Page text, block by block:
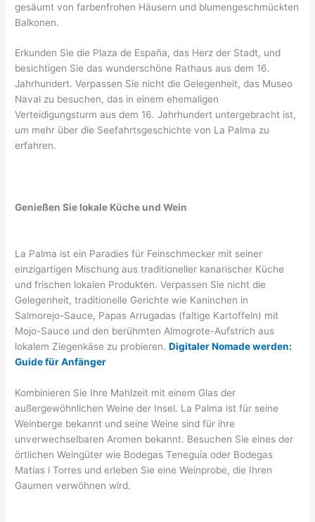
gesäumt von farbenfrohen Häusern und blumengeschmückten
Balkonen.
Erkunden Sie die Plaza de España, das Herz der Stadt, und
besichtigen Sie das wunderschöne Rathaus aus dem 16.
Jahrhundert. Verpassen Sie nicht die Gelegenheit, das Museo
Naval zu besuchen, das in einem ehemaligen
Verteidigungsturm aus dem 16. Jahrhundert untergebracht ist,
um mehr über die Seefahrtsgeschichte von La Palma zu
erfahren.
Genießen Sie lokale Küche und Wein
La Palma ist ein Paradies für Feinschmecker mit seiner
einzigartigen Mischung aus traditioneller kanarischer Küche
und frischen lokalen Produkten. Verpassen Sie nicht die
Gelegenheit, traditionelle Gerichte wie Kaninchen in
Salmorejo-Sauce, Papas Arrugadas (faltige Kartoffeln) mit
Mojo-Sauce und den berühmten Almogrote-Aufstrich aus
lokalem Ziegenkäse zu probieren.Digitaler Nomade werden:
Guide für Anfänger
Kombinieren Sie Ihre Mahlzeit mit einem Glas der
außergewöhnlichen Weine der Insel. La Palma ist für seine
Weinberge bekannt und seine Weine sind für ihre
unverwechselbaren Aromen bekannt. Besuchen Sie eines der
örtlichen Weingüter wie Bodegas Teneguía oder Bodegas
Matías i Torres und erleben Sie eine Weinprobe, die Ihren
Gaumen verwöhnen wird.